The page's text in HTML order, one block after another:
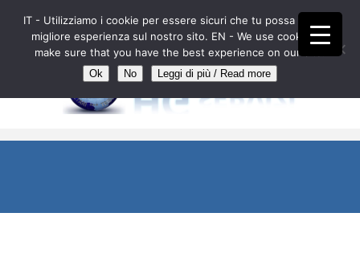
EN FR DE ES AL RO
IT - Utilizziamo i cookie per essere sicuri che tu possa avere la
migliore esperienza sul nostro sito. EN - We use cookies to
make sure that you have the best experience on our site.
Ok No Leggi di più / Read more